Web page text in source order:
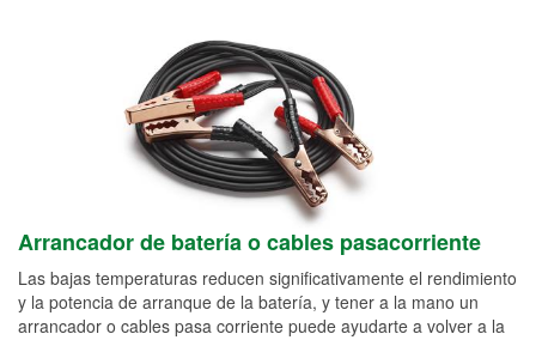
Arrancador de batería o cables pasacorriente
Las bajas temperaturas reducen significativamente el rendimiento
y la potencia de arranque de la batería, y tener a la mano un
arrancador o cables pasa corriente puede ayudarte a volver a la